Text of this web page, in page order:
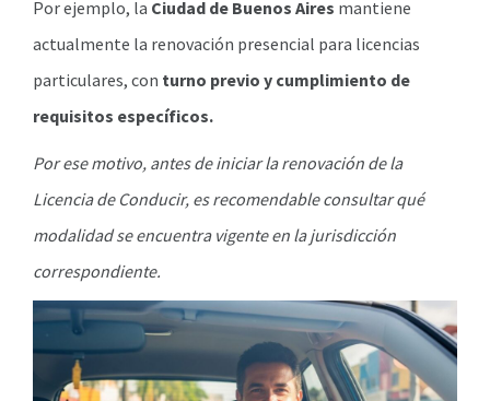
Por ejemplo, la Ciudad de Buenos Aires mantiene
actualmente la renovación presencial para licencias
particulares, con turno previo y cumplimiento de
requisitos específicos.
Por ese motivo, antes de iniciar la renovación de la
Licencia de Conducir, es recomendable consultar qué
modalidad se encuentra vigente en la jurisdicción
correspondiente.